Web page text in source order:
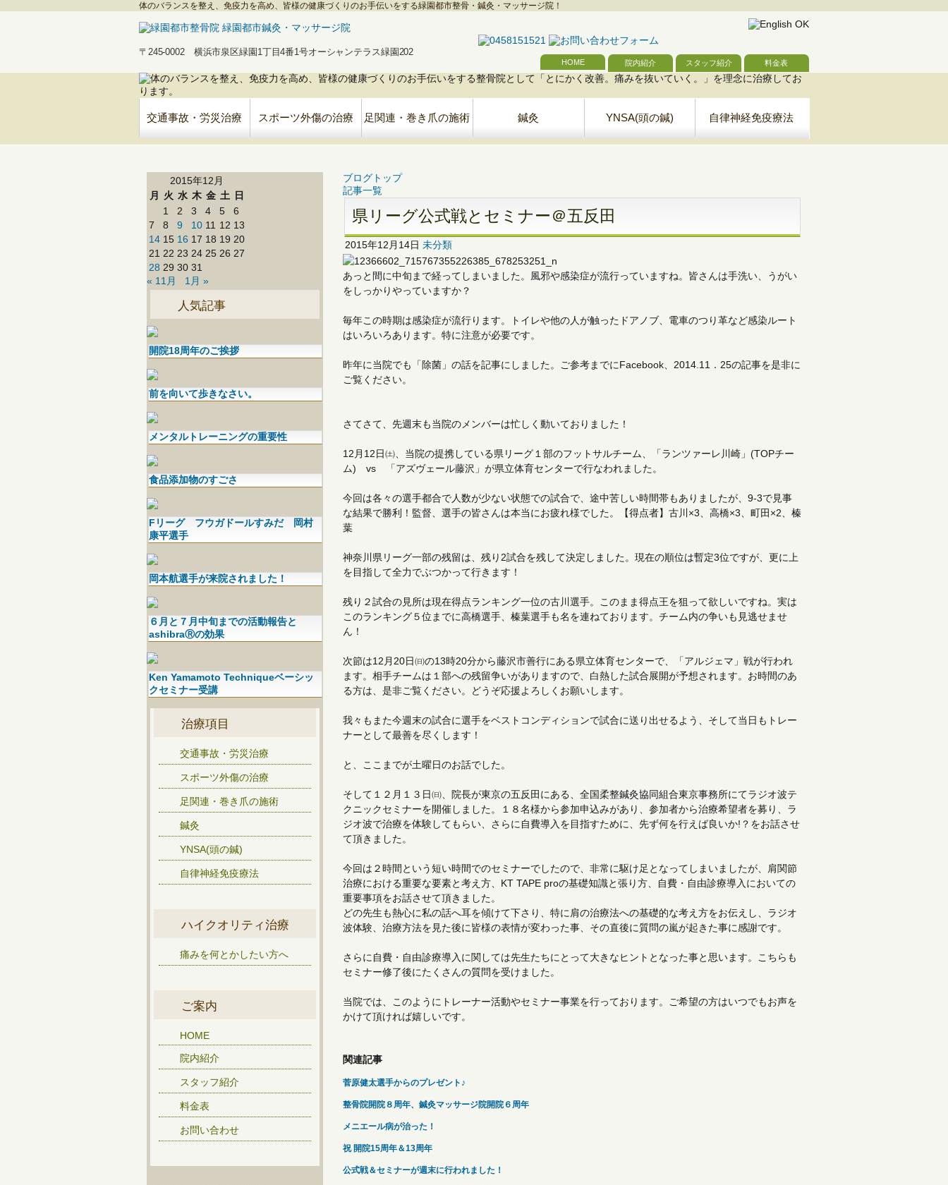
体のバランスを整え、免疫力を高め、皆様の健康づくりのお手伝いをする緑園都市整骨・鍼灸・マッサージ院！
〒245-0002 横浜市泉区緑園1丁目4番1号オーシャンテラス緑園202
HOME 院内紹介 スタッフ紹介 料金表
交通事故・労災治療 スポーツ外傷の治療 足関連・巻き爪の施術 鍼灸 YNSA(頭の鍼) 自律神経免疫療法
ブログトップ
記事一覧
県リーグ公式戦とセミナー＠五反田
2015年12月14日 未分類
あっと間に中旬まで経ってしまいました。風邪や感染症が流行っていますね。皆さんは手洗い、うがい
をしっかりやっていますか？
毎年この時期は感染症が流行ります。トイレや他の人が触ったドアノブ、電車のつり革など感染ルート
はいろいろあります。特に注意が必要です。
昨年に当院でも「除菌」の話を記事にしました。ご参考までにFacebook、2014.11．25の記事を是非に
ご覧ください。
さてさて、先週末も当院のメンバーは忙しく動いておりました！
12月12日㈯、当院の提携している県リーグ１部のフットサルチーム、「ランツァーレ川崎」(TOPチー
ム) vs 「アズヴェール藤沢」が県立体育センターで行なわれました。
今回は各々の選手都合で人数が少ない状態での試合で、途中苦しい時間帯もありましたが、9-3で見事
な結果で勝利！監督、選手の皆さんは本当にお疲れ様でした。【得点者】古川×3、高橋×3、町田×2、榛
葉
神奈川県リーグ一部の残留は、残り2試合を残して決定しました。現在の順位は暫定3位ですが、更に上
を目指して全力でぶつかって行きます！
残り２試合の見所は現在得点ランキング一位の古川選手。このまま得点王を狙って欲しいですね。実は
このランキング５位までに高橋選手、榛葉選手も名を連ねております。チーム内の争いも見逃せませ
ん！
次節は12月20日㈰の13時20分から藤沢市善行にある県立体育センターで、「アルジェマ」戦が行われ
ます。相手チームは１部への残留争いがありますので、白熱した試合展開が予想されます。お時間のあ
る方は、是非ご覧ください。どうぞ応援よろしくお願いします。
我々もまた今週末の試合に選手をベストコンディションで試合に送り出せるよう、そして当日もトレー
ナーとして最善を尽くします！
と、ここまでが土曜日のお話でした。
そして１２月１３日㈰、院長が東京の五反田にある、全国柔整鍼灸協同組合東京事務所にてラジオ波テ
クニックセミナーを開催しました。１８名様から参加申込みがあり、参加者から治療希望者を募り、ラ
ジオ波で治療を体験してもらい、さらに自費導入を目指すために、先ず何を行えば良いか!？をお話させ
て頂きました。
今回は２時間という短い時間でのセミナーでしたので、非常に駆け足となってしまいましたが、肩関節
治療における重要な要素と考え方、KT TAPE proの基礎知識と張り方、自費・自由診療導入においての
重要事項をお話させて頂きました。
どの先生も熱心に私の話へ耳を傾けて下さり、特に肩の治療法への基礎的な考え方をお伝えし、ラジオ
波体験、治療方法を見た後に皆様の表情が変わった事、その直後に質問の嵐が起きた事に感謝です。
さらに自費・自由診療導入に関しては先生たちにとって大きなヒントとなった事と思います。こちらも
セミナー修了後にたくさんの質問を受けました。
当院では、このようにトレーナー活動やセミナー事業を行っております。ご希望の方はいつでもお声を
かけて頂ければ嬉しいです。
関連記事
菅原健太選手からのプレゼント♪
整骨院開院８周年、鍼灸マッサージ院開院６周年
メニエール病が治った！
祝 開院15周年＆13周年
公式戦＆セミナーが週末に行われました！
2015年12月
月
火 水 木 金 土
日
1
2 3 4 5
6
7
8 9 10 11 12 13
14 15 16 17 18 19 20
21 22 23 24 25 26 27
28 29 30 31
« 11月
1月 »
人気記事
開院18周年のご挨拶
前を向いて歩きなさい。
メンタルトレーニングの重要性
食品添加物のすごさ
Fリーグ フウガドールすみだ 岡村
康平選手
岡本航選手が来院されました！
６月と７月中旬までの活動報告と
ashibraⓇの効果
Ken Yamamoto Techniqueベーシッ
クセミナー受講
治療項目
交通事故・労災治療
スポーツ外傷の治療
足関連・巻き爪の施術
鍼灸
YNSA(頭の鍼)
自律神経免疫療法
ハイクオリティ治療
痛みを何とかしたい方へ
ご案内
HOME
院内紹介
スタッフ紹介
料金表
お問い合わせ